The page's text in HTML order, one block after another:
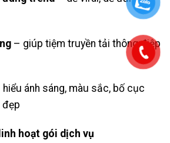
– giúp tiệm truyền tải thông điệp
hiểu ánh sáng, màu sắc, bố cục
đẹp
hoạt gói dịch vụ